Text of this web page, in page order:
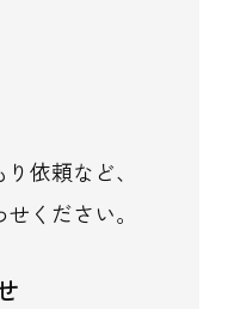
依頼など、
ください。